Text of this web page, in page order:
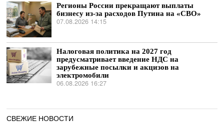
Регионы России прекращают выплаты
бизнесу из-за расходов Путина на «СВО»
07.08.2026 14:15
Налоговая политика на 2027 год
предусматривает введение НДС на
зарубежные посылки и акцизов на
электромобили
06.08.2026 16:27
СВЕЖИЕ НОВОСТИ